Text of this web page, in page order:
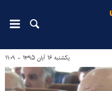
یکشنبه ۱۶ آبان ۱۳۹۵ - ۱۱:۰۹